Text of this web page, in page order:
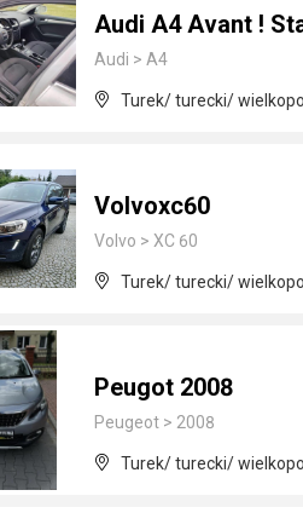
Audi A4 Avant !
Audi > A4
Turek/ turecki/
Volvoxc60
Volvo > XC 60
Turek/ turecki/
Peugot 2008
Peugeot > 2008
Turek/ turecki/